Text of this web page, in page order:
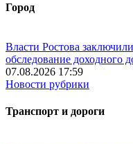
Город
Власти Ростова
обследование доходного
07.08.2026 17:59
Новости рубрики
Транспорт и дороги